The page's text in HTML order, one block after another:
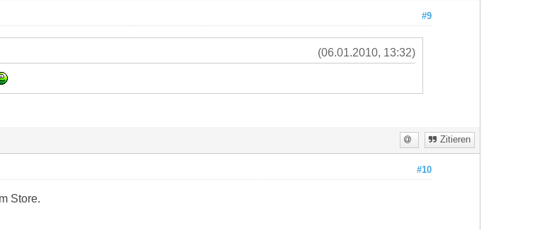
#9
(06.01.2010, 13:32)
Zitieren
#10
Store.